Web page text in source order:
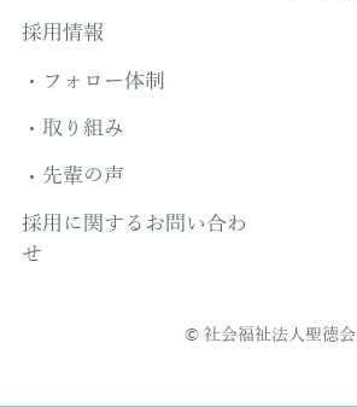
採用情報
フォロー体制
取り組み
先輩の声
採用に関するお問い合わ
せ
© 社会福祉法人聖徳会